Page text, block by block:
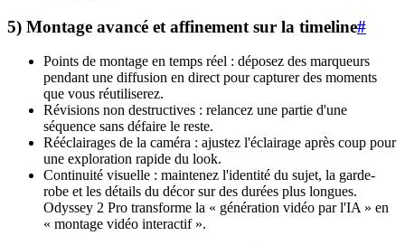
5) Montage avancé et affinement sur la timeline#
Points de montage en temps réel : déposez des marqueurs
pendant une diffusion en direct pour capturer des moments
que vous réutiliserez.
Révisions non destructives : relancez une partie d'une
séquence sans défaire le reste.
Rééclairages de la caméra : ajustez l'éclairage après coup pour
une exploration rapide du look.
Continuité visuelle : maintenez l'identité du sujet, la garde-
robe et les détails du décor sur des durées plus longues.
Odyssey 2 Pro transforme la « génération vidéo par l'IA » en
« montage vidéo interactif ».